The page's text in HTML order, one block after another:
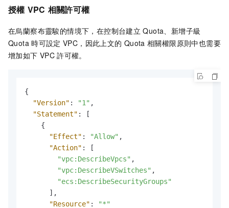
授權 VPC 相關許可權
在烏蘭察布靈駿的情境下，在控制台建立 Quota、新增子級
Quota 時可設定 VPC，因此上文的 Quota 相關權限原則中也需要
增加如下 VPC 許可權。
{
"Version" : "1" ,
"Statement" :
[
{
"Effect" : "Allow" ,
"Action" :
[
"vpc:DescribeVpcs" ,
"vpc:DescribeVSwitches" ,
"ecs:DescribeSecurityGroups"
] ,
"Resource" : "*"